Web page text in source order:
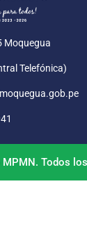
Moquegua
Telefónica)
Todos